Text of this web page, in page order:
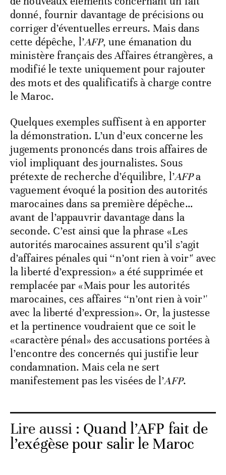
donné, fournir davantage de précisions ou
corriger d’éventuelles erreurs. Mais dans
cette dépêche, l’AFP, une émanation du
ministère français des Affaires étrangères, a
modifié le texte uniquement pour rajouter
des mots et des qualificatifs à charge contre
le Maroc.
Quelques exemples suffisent à en apporter
la démonstration. L’un d’eux concerne les
jugements prononcés dans trois affaires de
viol impliquant des journalistes. Sous
prétexte de recherche d’équilibre, l’AFPa
vaguement évoqué la position des autorités
marocaines dans sa première dépêche…
avant de l’appauvrir davantage dans la
seconde. C’est ainsi que la phrase «Les
autorités marocaines assurent qu’il s’agit
d’affaires pénales qui ‘‘n’ont rien à voir’' avec
la liberté d’expression» a été supprimée et
remplacée par «Mais pour les autorités
marocaines, ces affaires ‘‘n’ont rien à voir’'
avec la liberté d’expression». Or, la justesse
et la pertinence voudraient que ce soit le
«caractère pénal» des accusations portées à
l’encontre des concernés qui justifie leur
condamnation. Mais cela ne sert
manifestement pas les visées de l’AFP.
Lire aussi : Quand l’AFP fait de
l’exégèse pour salir le Maroc